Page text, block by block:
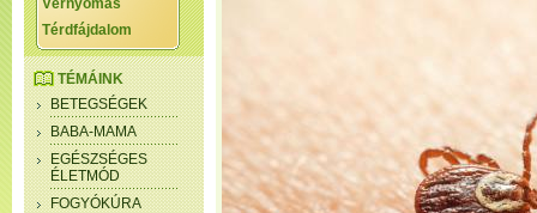
Vérnyomás
Térdfájdalom
TÉMÁINK
BETEGSÉGEK
BABA-MAMA
EGÉSZSÉGES
ÉLETMÓD
FOGYÓKÚRA